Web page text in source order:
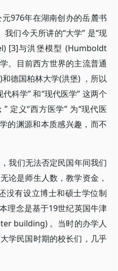
976年在湖南创办的岳麓书
们今天所讲的“大学” 是“现
[3]与洪堡模型 (Humboldt
。目前西方世界的主流普通
德国柏林大学(洪堡) ，所以
科学” 和“现代医学” 这两个
定义“西方医学” 为“现代医
的渊源和本质感兴趣，而不
我们无法否定民国年间我们
论是师生人数，教学资金，
没有设立博士和硕士学位制
理念是基于19世纪英国牛津
building) 。当时的办学人
学民国时期的校长们，几乎